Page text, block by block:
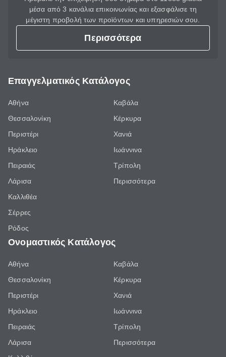
μέσα από 3 κανάλια επικοινωνίας και εξασφάλισε τη
μέγιστη προβολή των προϊόντων και υπηρεσιών σου.
Περισσότερα
Επαγγελματικός Κατάλογος
Αθήνα
Θεσσαλονίκη
Περιστέρι
Ηράκλειο
Πειραιάς
Λάρισα
Καλλιθέα
Σέρρες
Ρόδος
Καβάλα
Κέρκυρα
Χανιά
Ιωάννινα
Τρίπολη
Περισσότερα
Ονομαστικός Κατάλογος
Αθήνα
Θεσσαλονίκη
Περιστέρι
Ηράκλειο
Πειραιάς
Λάρισα
Καβάλα
Κέρκυρα
Χανιά
Ιωάννινα
Τρίπολη
Περισσότερα